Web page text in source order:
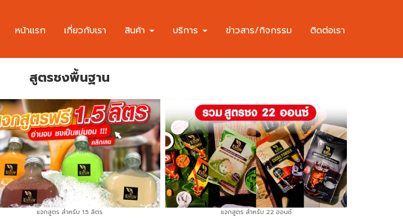
หน้าแรก เกี่ยวกับเรา สินค้า บริการ ข่าวสาร/กิจกรรม ติดต่อเรา
สูตรชงพื้นฐาน
แจกสูตร สำหรับ 1.5 ลิตร แจกสูตร สำหรับ 22 ออนซ์